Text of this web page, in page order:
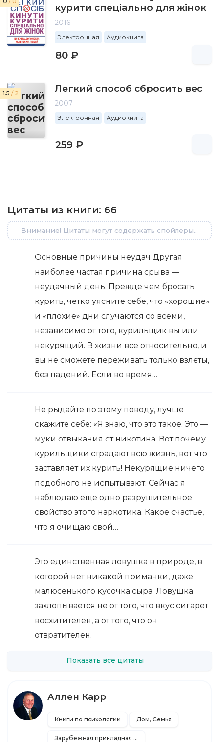
курити спеціально для жінок
2016
Электронная Аудиокнига
80 ₽
1.5 / 2 Легкий способ сбросить вес
2007
Электронная Аудиокнига
259 ₽
Цитаты из книги: 66
Внимание! Цитаты могут содержать спойлеры...
Основные причины неудач Другая
наиболее частая причина срыва —
неудачный день. Прежде чем бросать
курить, четко уясните себе, что «хорошие»
и «плохие» дни случаются со всеми,
независимо от того, курильщик вы или
некурящий. В жизни все относительно, и
вы не сможете переживать только взлеты,
без падений. Если во время…
Не рыдайте по этому поводу, лучше
скажите себе: «Я знаю, что это такое. Это —
муки отвыкания от никотина. Вот почему
курильщики страдают всю жизнь, вот что
заставляет их курить! Некурящие ничего
подобного не испытывают. Сейчас я
наблюдаю еще одно разрушительное
свойство этого наркотика. Какое счастье,
что я очищаю свой…
Это единственная ловушка в природе, в
которой нет никакой приманки, даже
малюсенького кусочка сыра. Ловушка
захлопывается не от того, что вкус сигарет
восхитителен, а от того, что он
отвратителен.
Показать все цитаты
Аллен Карр
Книги по психологии Дом, Семья
Зарубежная прикладная и научно-популярная литература